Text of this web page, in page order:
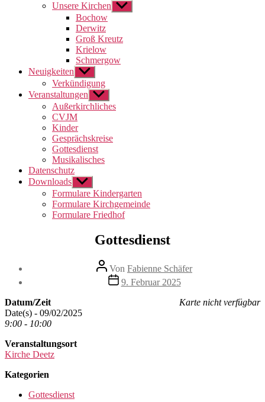
Unsere Kirchen Untermenü
anzeigen
Bochow
Derwitz
Groß Kreutz
Krielow
Schmergow
Neuigkeiten Untermenü
anzeigen
Verkündigung
Veranstaltungen Untermenü
anzeigen
Außerkirchliches
CVJM
Kinder
Gesprächskreise
Gottesdienst
Musikalisches
Datenschutz
Downloads Untermenü
anzeigen
Formulare Kindergarten
Formulare Kirchgemeinde
Formulare Friedhof
Gottesdienst
Beitragsautor
Von Fabienne Schäfer
Beitragsdatum
9. Februar 2025
Karte nicht verfügbar
Datum/Zeit
Date(s) - 09/02/2025
9:00 - 10:00
Veranstaltungsort
Kirche Deetz
Kategorien
Gottesdienst